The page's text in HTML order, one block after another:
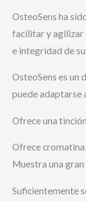
3.22out
based
customer
OsteoSens ha
facilitar y agilizar
e integridad de
OsteoSens es un
puede adaptarse
Ofrece una
Ofrece
Muestra una
Suficientemente